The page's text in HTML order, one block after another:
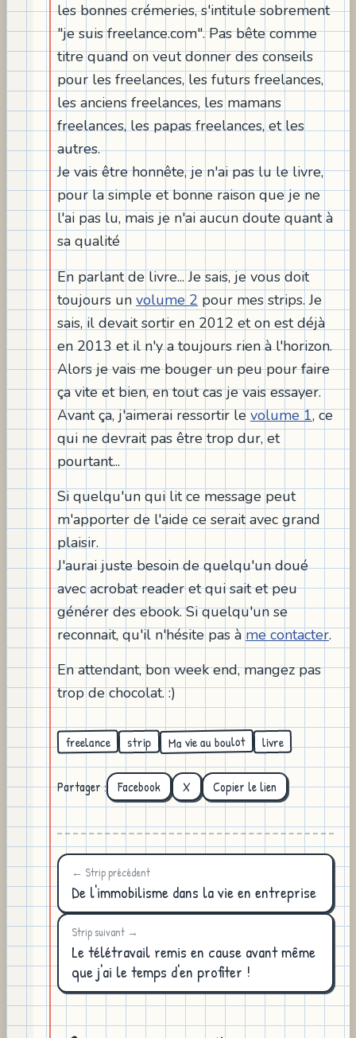
les bonnes crémeries, s'intitule sobrement
"je suis freelance.com". Pas bête comme
titre quand on veut donner des conseils
pour les freelances, les futurs freelances,
les anciens freelances, les mamans
freelances, les papas freelances, et les
autres.
Je vais être honnête, je n'ai pas lu le livre,
pour la simple et bonne raison que je ne
l'ai pas lu, mais je n'ai aucun doute quant à
sa qualité
En parlant de livre... Je sais, je vous doit
toujours un volume 2 pour mes strips. Je
sais, il devait sortir en 2012 et on est déjà
en 2013 et il n'y a toujours rien à l'horizon.
Alors je vais me bouger un peu pour faire
ça vite et bien, en tout cas je vais essayer.
Avant ça, j'aimerai ressortir levolume 1, ce
qui ne devrait pas être trop dur, et
pourtant...
Si quelqu'un qui lit ce message peut
m'apporter de l'aide ce serait avec grand
plaisir.
J'aurai juste besoin de quelqu'un doué
avec acrobat reader et qui sait et peu
générer des ebook. Si quelqu'un se
reconnait, qu'il n'hésite pas àme contacter.
En attendant, bon week end, mangez pas
trop de chocolat. :)
freelance strip Ma vie au boulot livre
Partager : Facebook X Copier le lien
← Strip précédent
De l'immobilisme dans la vie en entreprise
Strip suivant →
Le télétravail remis en cause avant même
que j'ai le temps d'en profiter !